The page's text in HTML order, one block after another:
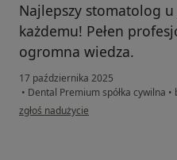
Najlepszy stomatolog
każdemu! Pełen
ogromna wiedza.
17 października 2025
• Dental Premium spółka cywilna •
w opinii użytkownika Konto zostało
zgłoś nadużycie